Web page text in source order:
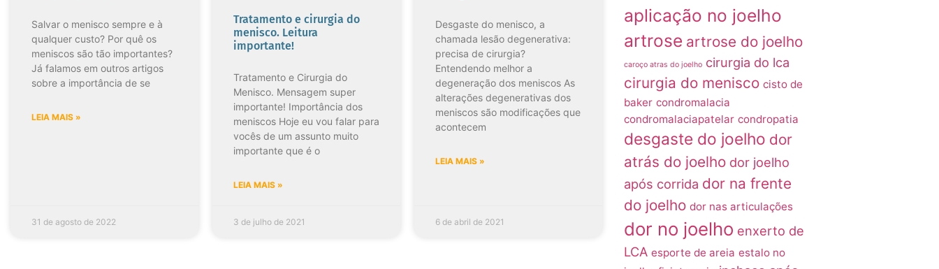
Salvar o menisco sempre e à
qualquer custo? Por quê os
meniscos são tão importantes?
Já falamos em outros artigos
sobre a importância de se
LEIA MAIS »
31 de agosto de 2022
Tratamento e cirurgia do
menisco. Leitura
importante!
Tratamento e Cirurgia do
Menisco. Mensagem super
importante! Importância dos
meniscos Hoje eu vou falar para
vocês de um assunto muito
importante que é o
LEIA MAIS »
3 de julho de 2021
Desgaste do menisco, a
chamada lesão degenerativa:
precisa de cirurgia?
Entendendo melhor a
degeneração dos meniscos As
alterações degenerativas dos
meniscos são modificações que
acontecem
LEIA MAIS »
6 de abril de 2021
aplicação no joelho
artrose artrose do joelho
caroço atras do joelho cirurgia do lca
cirurgia do menisco cisto de
baker condromalacia
condromalaciapatelar condropatia
desgaste do joelho dor
atrás do joelho dor joelho
após corrida dor na frente
do joelho dor nas articulações
dor no joelho enxerto de
LCA esporte de areia estalo no